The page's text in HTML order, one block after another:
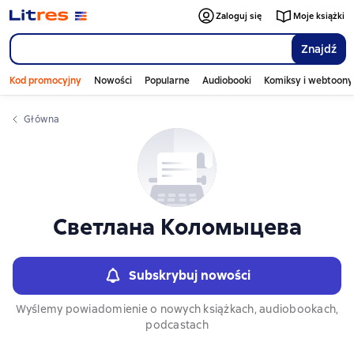
Znajdź
Zaloguj się Moje książki
Kod promocyjny Nowości Popularne Audiobooki Komiksy i webtoony
Główna
Светлана Коломыцева
Subskrybuj nowości
Wyślemy powiadomienie o nowych książkach, audiobookach,
podcastach
Слайдер с книгами
Слайдер с книгами